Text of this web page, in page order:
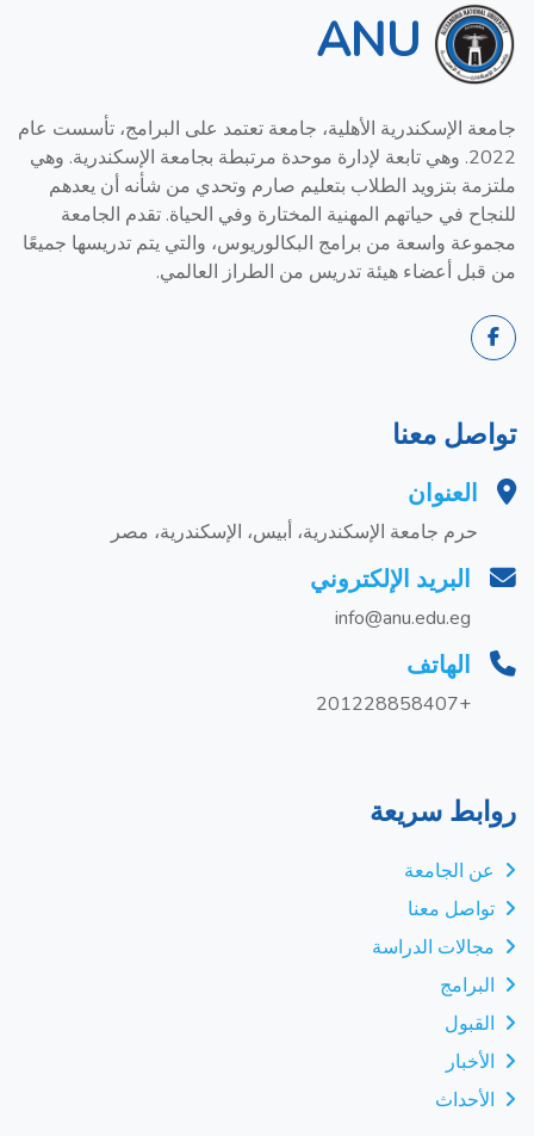
ANU
جامعة الإسكندرية الأهلية، جامعة تعتمد على البرامج، تأسست عام
2022. وهي تابعة لإدارة موحدة مرتبطة بجامعة الإسكندرية. وهي
ملتزمة بتزويد الطلاب بتعليم صارم وتحدي من شأنه أن يعدهم
للنجاح في حياتهم المهنية المختارة وفي الحياة. تقدم الجامعة
مجموعة واسعة من برامج البكالوريوس، والتي يتم تدريسها جميعًا
من قبل أعضاء هيئة تدريس من الطراز العالمي.
تواصل معنا
العنوان
حرم جامعة الإسكندرية، أبيس، الإسكندرية، مصر
البريد الإلكتروني
info@anu.edu.eg
الهاتف
+201228858407
روابط سريعة
عن الجامعة
تواصل معنا
مجالات الدراسة
البرامج
القبول
الأخبار
الأحداث